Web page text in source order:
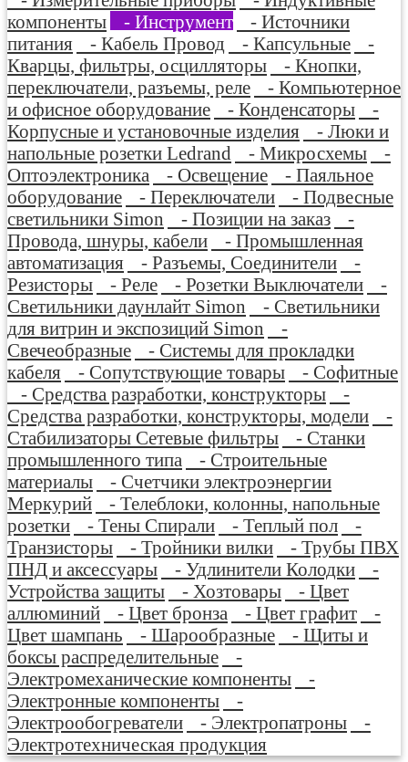
компоненты
- Инструмент
- Источники
питания
- Кабель Провод - Капсульные
-
Кварцы, фильтры, осцилляторы
- Кнопки,
переключатели, разъемы, реле
- Компьютерное
и офисное оборудование
- Конденсаторы
-
Корпусные и установочные изделия
- Люки и
напольные розетки Ledrand
- Микросхемы
-
Оптоэлектроника
- Освещение
- Паяльное
оборудование
- Переключатели
- Подвесные
светильники Simon
- Позиции на заказ
-
Провода, шнуры, кабели
- Промышленная
автоматизация
- Разъемы, Соединители
-
Резисторы
- Реле - Розетки Выключатели
-
Светильники даунлайт Simon
- Светильники
для витрин и экспозиций Simon
-
Свечеобразные
- Системы для прокладки
кабеля
- Сопутствующие товары
- Софитные
- Средства разработки, конструкторы
-
Средства разработки, конструкторы, модели
-
Стабилизаторы Сетевые фильтры
- Станки
промышленного типа
- Строительные
материалы
- Счетчики электроэнергии
Меркурий
- Телеблоки, колонны, напольные
розетки
- Тены Спирали - Теплый пол
-
Транзисторы
- Тройники вилки
- Трубы ПВХ
ПНД и аксессуары
- Удлинители Колодки
-
Устройства защиты
- Хозтовары
- Цвет
аллюминий
- Цвет бронза - Цвет графит
-
Цвет шампань
- Шарообразные
- Щиты и
боксы распределительные
-
Электромеханические компоненты
-
Электронные компоненты
-
Электрообогреватели
- Электропатроны
-
Электротехническая продукция